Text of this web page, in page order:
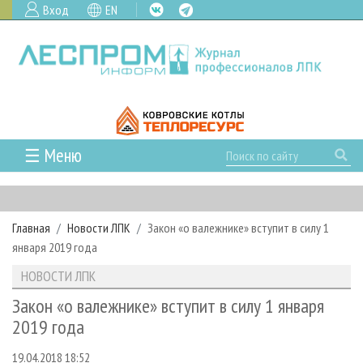
Вход EN
☰ Меню
ГЛАВНАЯ
РУБРИКИ И ТЕМЫ
РУБРИКИ ЖУРНАЛА
ЛЕСОЗАГОТОВКА
ЛЕСОПИЛЕНИЕ
НОВОСТИ
НОВОСТИ ЛПК
НОВОСТИ ЖУРНАЛА
ПРОЕКТЫ ЛПИ
АНАЛИТИКА
ПРЕДПРИЯТИЯ ЛПК
АРХИВ ЖУРНАЛОВ
О ЖУРНАЛЕ
ПОДПИСКА
РЕКЛАМОДАТЕЛЯМ
Главная Новости ЛПК
Закон «о валежнике» вступит в силу 1
января 2019 года
НОВОСТИ ЛПК
Закон «о валежнике» вступит в силу 1 января
2019 года
19.04.2018 18:52